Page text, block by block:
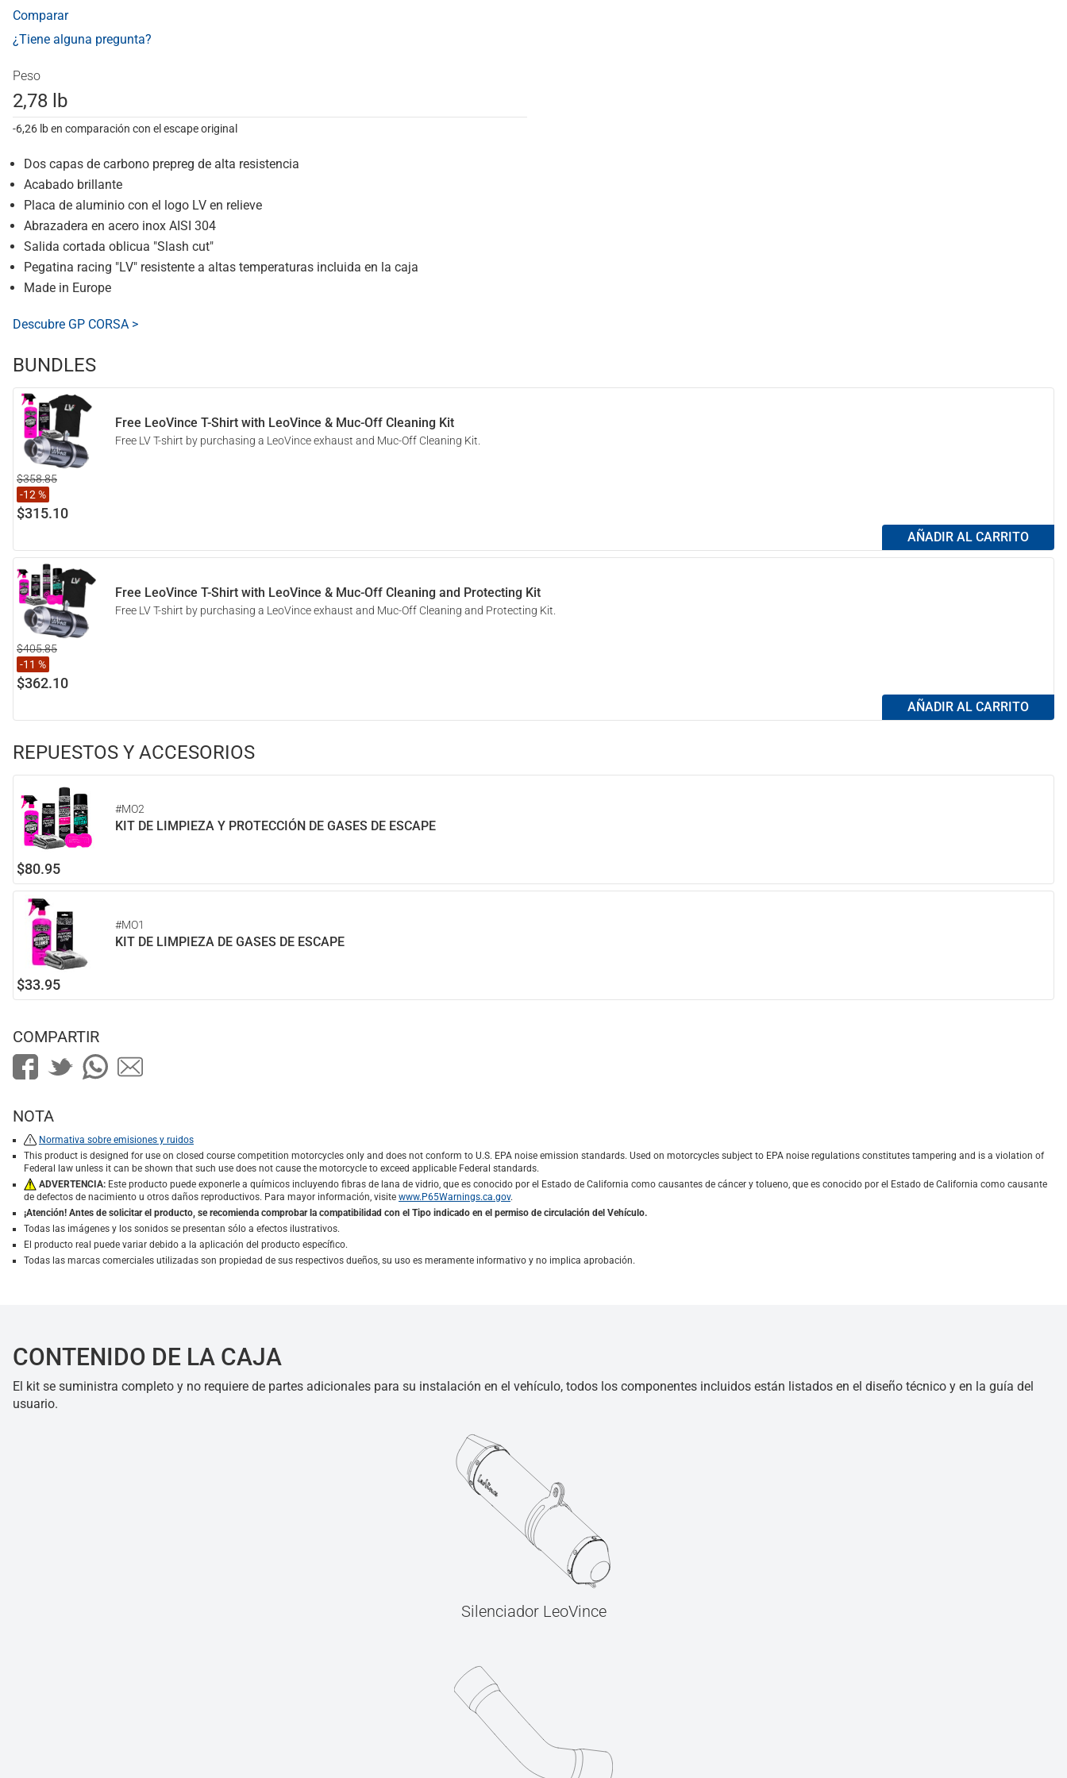
Comparar
¿Tiene alguna pregunta?
Peso
2,78 lb
-6,26 lb en comparación con el escape original
Dos capas de carbono prepreg de alta resistencia
Acabado brillante
Placa de aluminio con el logo LV en relieve
Abrazadera en acero inox AISI 304
Salida cortada oblicua "Slash cut"
Pegatina racing "LV" resistente a altas temperaturas incluida en la caja
Made in Europe
Descubre GP CORSA >
BUNDLES
Free LeoVince T-Shirt with LeoVince & Muc-Off Cleaning Kit
Free LV T-shirt by purchasing a LeoVince exhaust and Muc-Off Cleaning Kit.
$358.85
-12 %
$315.10
AÑADIR AL CARRITO
Free LeoVince T-Shirt with LeoVince & Muc-Off Cleaning and Protecting Kit
Free LV T-shirt by purchasing a LeoVince exhaust and Muc-Off Cleaning and Protecting Kit.
$405.85
-11 %
$362.10
AÑADIR AL CARRITO
REPUESTOS Y ACCESORIOS
#MO2
KIT DE LIMPIEZA Y PROTECCIÓN DE GASES DE ESCAPE
$80.95
#MO1
KIT DE LIMPIEZA DE GASES DE ESCAPE
$33.95
COMPARTIR
NOTA
Normativa sobre emisiones y ruidos
This product is designed for use on closed course competition motorcycles only and does not conform to U.S. EPA noise emission standards. Used on motorcycles subject to EPA noise regulations constitutes tampering and is a violation of
Federal law unless it can be shown that such use does not cause the motorcycle to exceed applicable Federal standards.
ADVERTENCIA: Este producto puede exponerle a químicos incluyendo fibras de lana de vidrio, que es conocido por el Estado de California como causantes de cáncer y tolueno, que es conocido por el Estado de California como causante
de defectos de nacimiento u otros daños reproductivos. Para mayor información, visite www.P65Warnings.ca.gov.
¡Atención! Antes de solicitar el producto, se recomienda comprobar la compatibilidad con el Tipo indicado en el permiso de circulación del Vehículo.
Todas las imágenes y los sonidos se presentan sólo a efectos ilustrativos.
El producto real puede variar debido a la aplicación del producto específico.
Todas las marcas comerciales utilizadas son propiedad de sus respectivos dueños, su uso es meramente informativo y no implica aprobación.
CONTENIDO DE LA CAJA
El kit se suministra completo y no requiere de partes adicionales para su instalación en el vehículo, todos los componentes incluidos están listados en el diseño técnico y en la guía del
usuario.
Silenciador LeoVince